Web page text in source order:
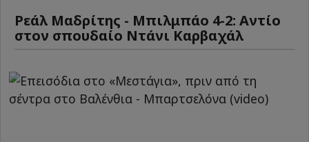
Ρεάλ Μαδρίτης - Μπιλμπάο 4-2: Αντίο
στον σπουδαίο Ντάνι Καρβαχάλ